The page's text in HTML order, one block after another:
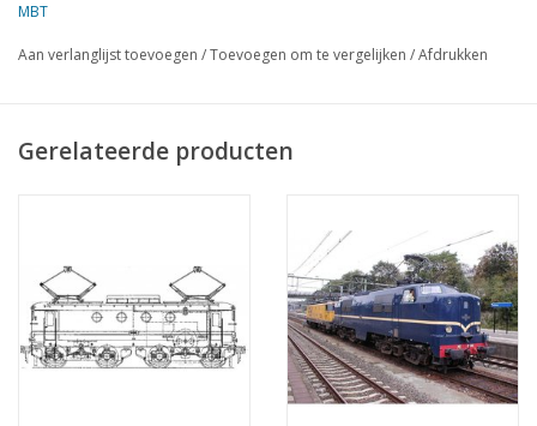
MBT
Aan verlanglijst toevoegen /Toevoegen om te vergelijken /Afdrukken
Gerelateerde producten